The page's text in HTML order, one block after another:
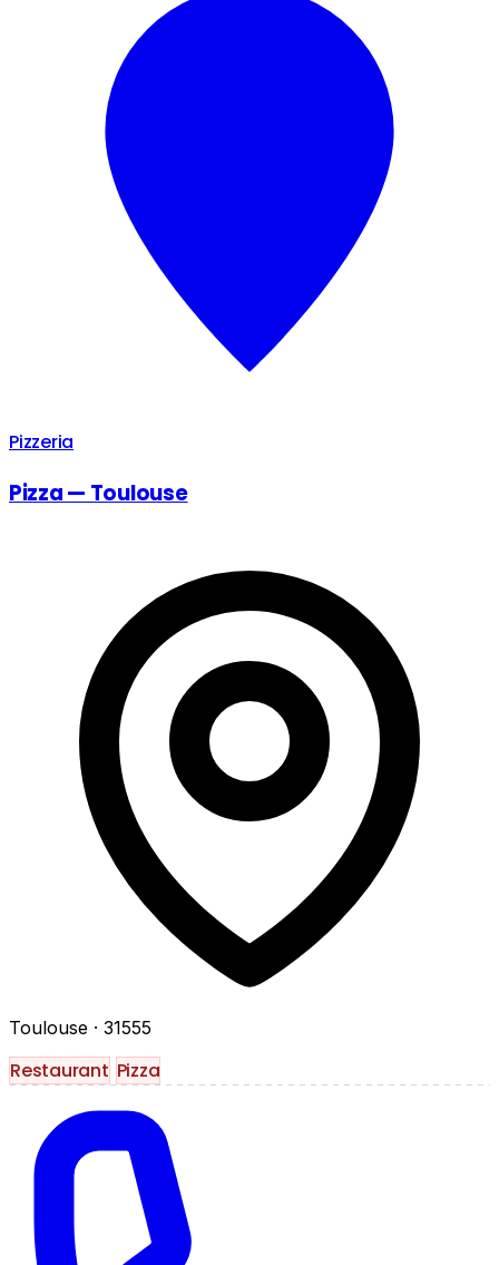
Pizzeria
Pizza — Toulouse
Toulouse · 31555
Restaurant Pizza